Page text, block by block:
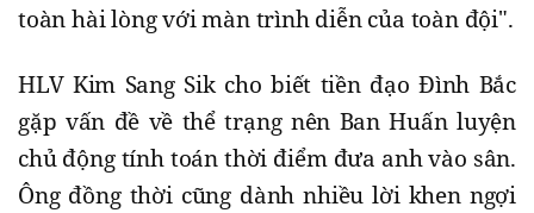
toàn hài lòng với màn trình diễn của toàn đội".
HLV Kim Sang Sik cho biết tiền đạo Đình Bắc
gặp vấn đề về thể trạng nên Ban Huấn luyện
chủ động tính toán thời điểm đưa anh vào sân.
Ông đồng thời cũng dành nhiều lời khen ngợi